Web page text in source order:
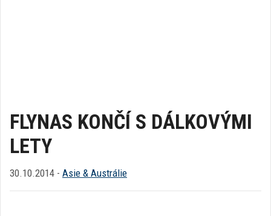
FLYNAS KONČÍ S DÁLKOVÝMI
LETY
30.10.2014 - Asie & Austrálie